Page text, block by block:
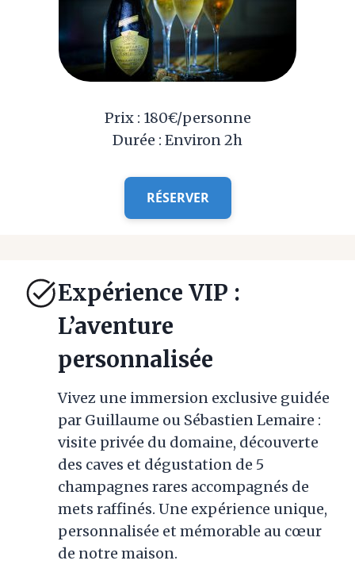
Prix : 180€/personne
Durée : Environ 2h
RÉSERVER
Expérience VIP :
L’aventure
personnalisée
Vivez une immersion exclusive guidée
par Guillaume ou Sébastien Lemaire :
visite privée du domaine, découverte
des caves et dégustation de 5
champagnes rares accompagnés de
mets raffinés. Une expérience unique,
personnalisée et mémorable au cœur
de notre maison.